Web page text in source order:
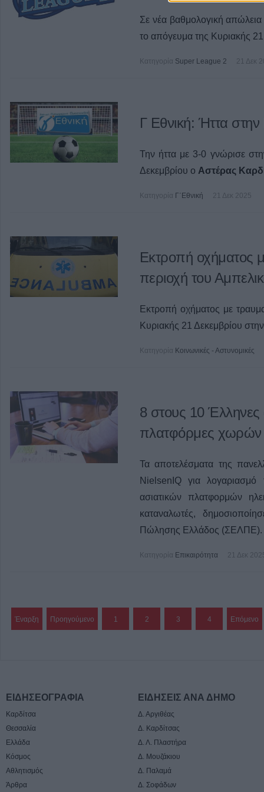
Σε νέα βαθμολογική
το απόγευμα της Κυριακής
Κατηγορία Super League 2 21 Δεκ
Γ Εθνική: Ήττα στην
Την ήττα με 3-0 γνώρισε
Δεκεμβρίου ο Αστέρας
Κατηγορία Γ΄Εθνική 21 Δεκ 2025
Εκτροπή οχήματος
περιοχή του
Εκτροπή οχήματος με
Κυριακής 21 Δεκεμβρίου
Κατηγορία Κοινωνικές - Αστυνομικές
8 στους 10
πλατφόρμες χωρών
Τα αποτελέσματα της
NielsenIQ για
ασιατικών πλατφορμών
καταναλωτές,
Πώλησης Ελλάδος (ΣΕΛΠΕ).
Κατηγορία Επικαιρότητα 21 Δεκ
Έναρξη Προηγούμενο 1 2 3 4 Επόμενο
ΕΙΔΗΣΕΟΓΡΑΦΙΑ
Καρδίτσα
Θεσσαλία
Ελλάδα
Κόσμος
Αθλητισμός
Άρθρα
ΕΙΔΗΣΕΙΣ ΑΝΑ ΔΗΜΟ
Δ. Αργιθέας
Δ. Καρδίτσας
Δ. Λ. Πλαστήρα
Δ. Μουζάκιου
Δ. Παλαμά
Δ. Σοφάδων